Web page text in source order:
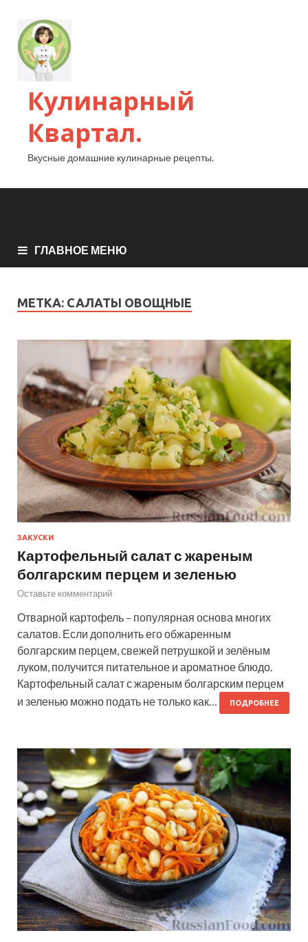
Кулинарный
Квартал.
Вкусные домашние кулинарные рецепты.
ГЛАВНОЕ МЕНЮ
МЕТКА: САЛАТЫ ОВОЩНЫЕ
ЗАКУСКИ
Картофельный салат с жареным
болгарским перцем и зеленью
Оставьте комментарий
Отварной картофель – популярная основа многих
салатов. Если дополнить его обжаренным
болгарским перцем, свежей петрушкой и зелёным
луком, получится питательное и ароматное блюдо.
Картофельный салат с жареным болгарским перцем
и зеленью можно подать не только как…
ПОДРОБНЕЕ